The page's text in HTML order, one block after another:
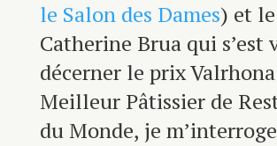
le Salon des Dames) et
Catherine Brua qui s’est
décerner le prix
Meilleur Pâtissier de
du Monde, je